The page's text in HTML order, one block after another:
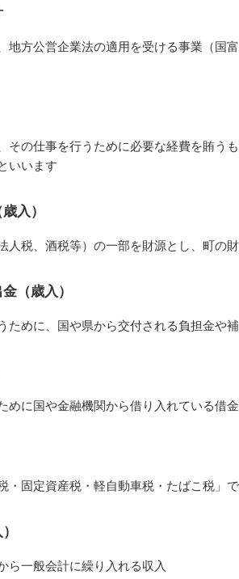
方公営企業法の適用を受ける事業（国
の仕事を行うために必要な経費を賄う
いいます
入）
税、酒税等）の一部を財源とし、町の財
（歳入）
ために、国や県から交付される負担金や
めに国や金融機関から借り入れている借金
固定資産税・軽自動車税・たばこ税」で
ら一般会計に繰り入れる収入